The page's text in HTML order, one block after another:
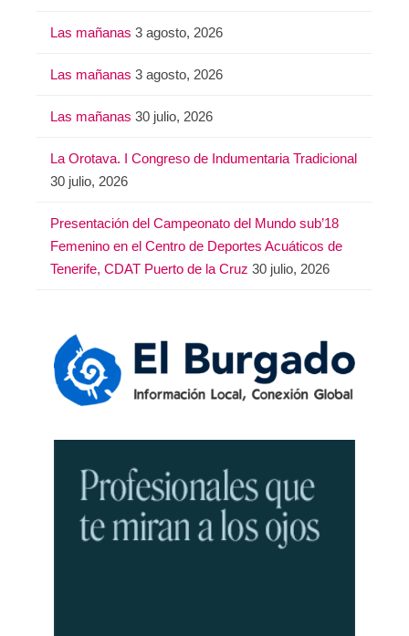
Las mañanas 3 agosto, 2026
Las mañanas 3 agosto, 2026
Las mañanas 30 julio, 2026
La Orotava. I Congreso de Indumentaria Tradicional
30 julio, 2026
Presentación del Campeonato del Mundo sub’18
Femenino en el Centro de Deportes Acuáticos de
Tenerife, CDAT Puerto de la Cruz 30 julio, 2026